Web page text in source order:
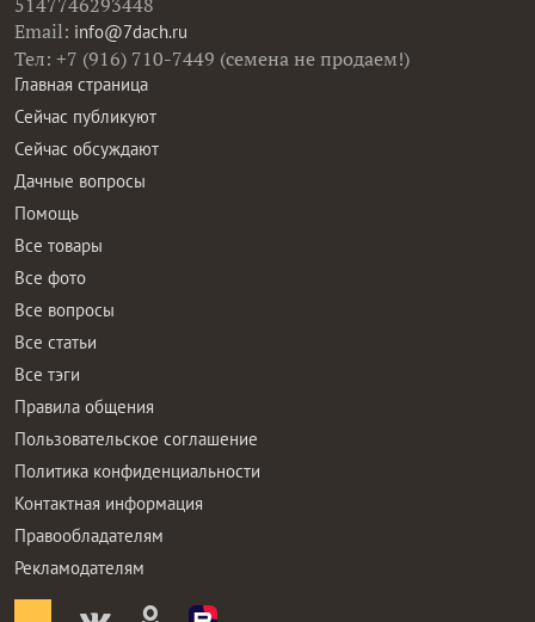
Email: info@7dach.ru
Тел: +7 (916) 710-7449 (семена не продаем!)
Главная страница
Сейчас публикуют
Сейчас обсуждают
Дачные вопросы
Помощь
Все товары
Все фото
Все вопросы
Все статьи
Все тэги
Правила общения
Пользовательское соглашение
Политика конфиденциальности
Контактная информация
Правообладателям
Рекламодателям